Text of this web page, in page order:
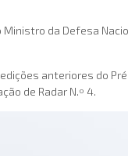
da Defesa
anteriores do
de Radar N.º 4.